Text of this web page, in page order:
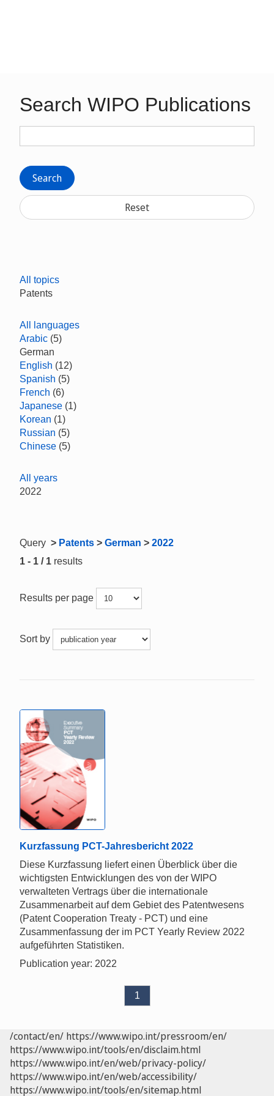
Search WIPO Publications
Search
Reset
All topics
Patents
All languages
Arabic (5)
German
English (12)
Spanish (5)
French (6)
Japanese (1)
Korean (1)
Russian (5)
Chinese (5)
All years
2022
Query > Patents > German > 2022
1 - 1 / 1 results
Results per page
Sort by
Kurzfassung PCT-Jahresbericht 2022
Diese Kurzfassung liefert einen Überblick über die
wichtigsten Entwicklungen des von der WIPO
verwalteten Vertrags über die internationale
Zusammenarbeit auf dem Gebiet des Patentwesens
(Patent Cooperation Treaty - PCT) und eine
Zusammenfassung der im PCT Yearly Review 2022
aufgeführten Statistiken.
Publication year: 2022
1
/contact/en/ https://www.wipo.int/pressroom/en/
https://www.wipo.int/tools/en/disclaim.html
https://www.wipo.int/en/web/privacy-policy/
https://www.wipo.int/en/web/accessibility/
https://www.wipo.int/tools/en/sitemap.html